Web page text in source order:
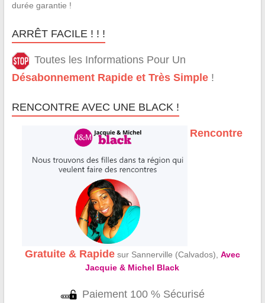
durée garantie !
ARRÊT FACILE ! ! !
Toutes les Informations Pour Un
Désabonnement Rapide et Très Simple!
RENCONTRE AVEC UNE BLACK !
Rencontre
Gratuite & Rapidesur Sannerville (Calvados), Avec
Jacquie & Michel Black
Paiement 100 % Sécurisé